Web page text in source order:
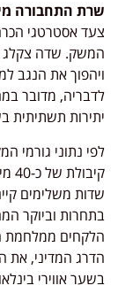
שרת התחבורה
צעד אסטרטגי
המשק. שדה צקלג
ויהפוך את הנגב
לדבריה, מדובר
יתירות תשתיתית
לפי נתוני גורמי
שדות משלימים
בתחרות וביוקר
הלקחים ממלחמת
הדרג המדיני, את
בשער אווירי